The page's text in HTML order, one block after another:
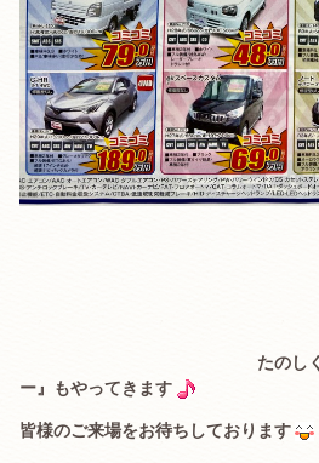
たのしくて美味し
ー』もやってきます
皆様のご来場をお待ちしております